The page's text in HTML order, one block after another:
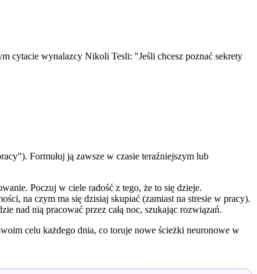
cytacie wynalazcy Nikoli Tesli: "Jeśli chcesz poznać sekrety
Formułuj ją zawsze w czasie teraźniejszym lub
Poczuj w ciele radość z tego, że to się dzieje.
na czym ma się dzisiaj skupiać (zamiast na stresie w pracy).
nad nią pracować przez całą noc, szukając rozwiązań.
celu każdego dnia, co toruje nowe ścieżki neuronowe w